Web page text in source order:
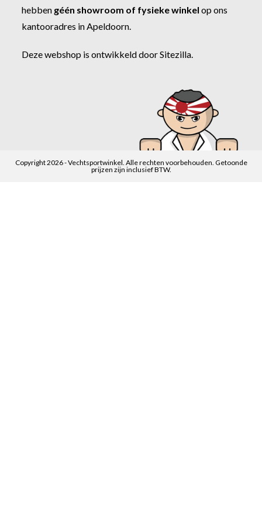
hebben géén showroom of fysieke winkel op ons
kantooradres in Apeldoorn.
Deze webshop is ontwikkeld doorSitezilla.
Copyright 2026 - Vechtsportwinkel. Alle rechten voorbehouden. Getoonde
prijzen zijn inclusief BTW.